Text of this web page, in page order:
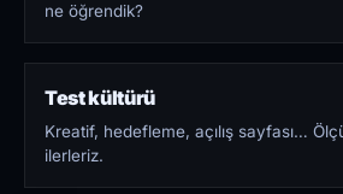
ne öğrendik?
Test kültürü
Kreatif, hedefleme, açılış sayfası…
ilerleriz.